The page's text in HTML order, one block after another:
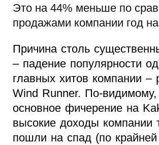
Это на 44% меньше по
продажами компании год
Причина столь
– падение популярности
главных хитов компании –
Wind Runner. По-видимому,
основное фичерение на
высокие доходы компании
пошли на спад (по